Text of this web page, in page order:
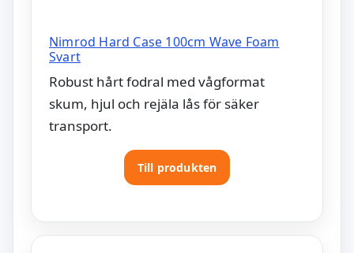
Nimrod Hard Case 100cm Wave Foam
Svart
Robust hårt fodral med vågformat
skum, hjul och rejäla lås för säker
transport.
Till produkten